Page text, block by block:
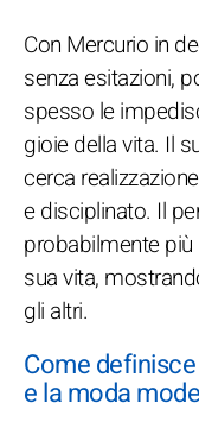
Con Mercurio in
senza esitazioni,
spesso le
gioie della vita. Il
cerca
e disciplinato. Il
probabilmente più
sua vita,
gli altri.
Come
e la moda